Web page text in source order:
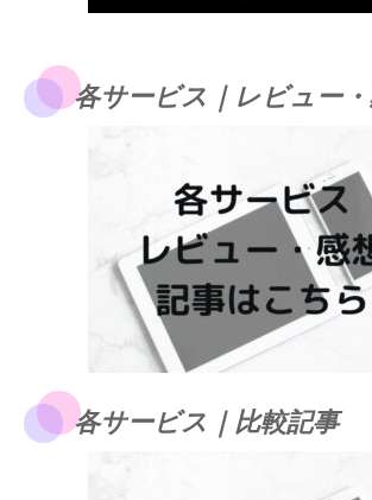
各サービス｜レビュー
各サービス｜比較記事